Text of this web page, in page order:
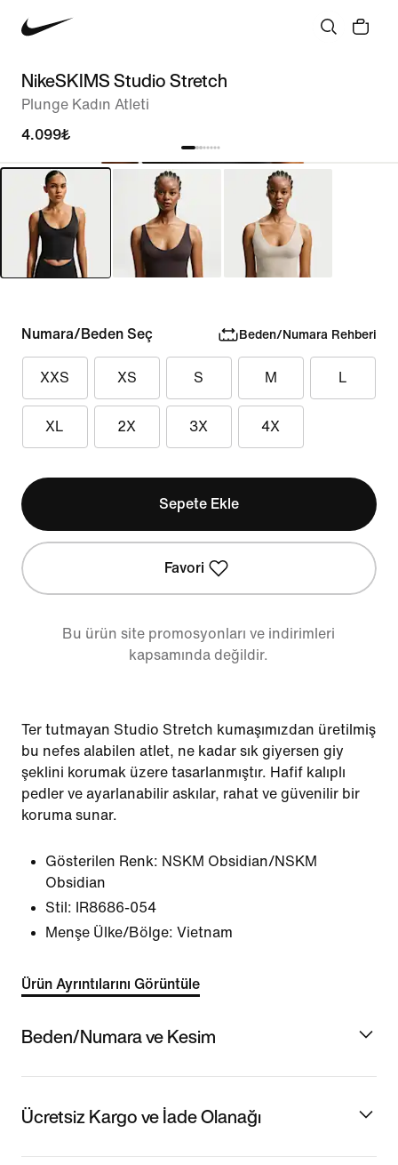
NikeSKIMS Studio Stretch
Plunge Kadın Atleti
4.099₺
Numara/Beden Seç Beden/Numara Rehberi
XXS XS S M L
XL 2X 3X 4X
Sepete Ekle
Favori
Bu ürün site promosyonları ve indirimleri
kapsamında değildir.
Ter tutmayan Studio Stretch kumaşımızdan üretilmiş
bu nefes alabilen atlet, ne kadar sık giyersen giy
şeklini korumak üzere tasarlanmıştır. Hafif kalıplı
pedler ve ayarlanabilir askılar, rahat ve güvenilir bir
koruma sunar.
Gösterilen Renk: NSKM Obsidian/NSKM
Obsidian
Stil:
IR8686-054
Menşe Ülke/Bölge: Vietnam
Ürün Ayrıntılarını Görüntüle
Beden/Numara ve Kesim
Ücretsiz Kargo ve İade Olanağı